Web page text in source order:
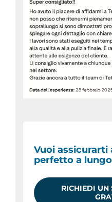
Vuoi
perfetto a
RICHIEDI UN